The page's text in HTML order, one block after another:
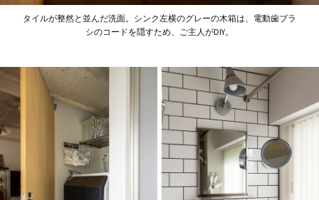
タイルが整然と並んだ洗面。シンク左横のグレーの木箱は、電動歯ブラ
シのコードを隠すため、ご主人がDIY。